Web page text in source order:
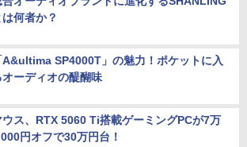
は何者か？
A&ultima SP4000T」の魅力！ポケットに入
オーディオの醍醐味
ウス、RTX 5060 Ti搭載ゲーミングPCが7万
円オフで30万円台！